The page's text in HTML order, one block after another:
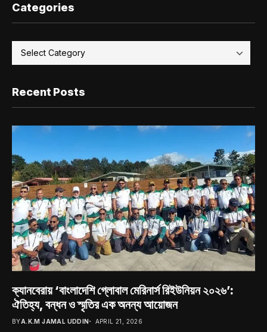
Categories
Recent Posts
ক্যানবেরায় ‘বাংলাদেশি গ্লোবাল মেরিনার্স রিইউনিয়ন ২০২৬’:
ঐতিহ্য, বন্ধন ও স্মৃতির এক অনন্য আয়োজন
BYA.K.M JAMAL UDDIN APRIL 21, 2026